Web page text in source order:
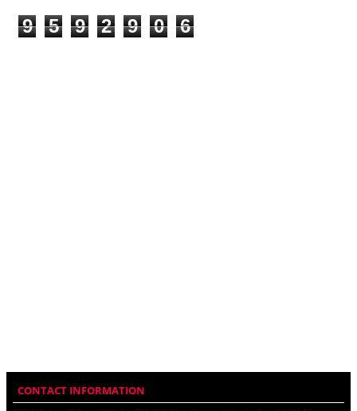
9 5 9 2 9 0 6
CONTACT INFORMATION